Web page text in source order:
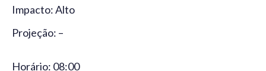
Impacto: Alto
Projeção: –
Horário: 08:00